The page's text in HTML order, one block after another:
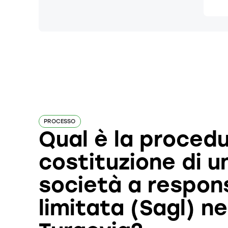
PROCESSO
Qual è la
costituzione di
società a
limitata (Sagl)